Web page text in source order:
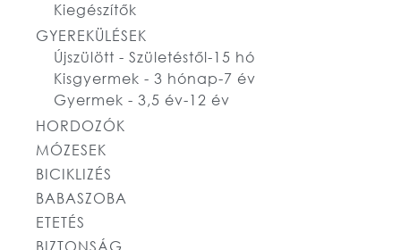
Kiegészítők
GYEREKÜLÉSEK
Újszülött - Születéstől-15 hó
Kisgyermek - 3 hónap-7 év
Gyermek - 3,5 év-12 év
HORDOZÓK
MÓZESEK
BICIKLIZÉS
BABASZOBA
ETETÉS
BIZTONSÁG